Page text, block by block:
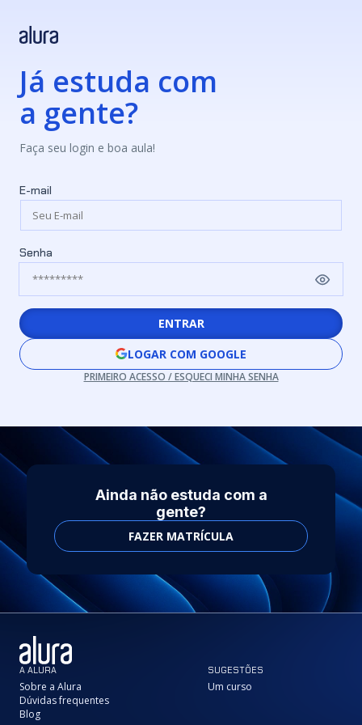
Já estuda com
a gente?
Faça seu login e boa aula!
E-mail
Senha
ENTRAR
LOGAR COM GOOGLE
PRIMEIRO ACESSO / ESQUECI MINHA SENHA
Ainda não estuda com a
gente?
FAZER MATRÍCULA
A ALURA
Sobre a Alura
Dúvidas frequentes
Blog
SUGESTÕES
Um curso